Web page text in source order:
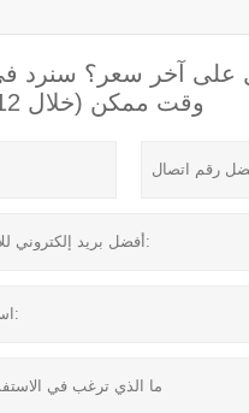
على آخر سعر؟ سنرد
وقت ممكن (خلال 12 ساعة)